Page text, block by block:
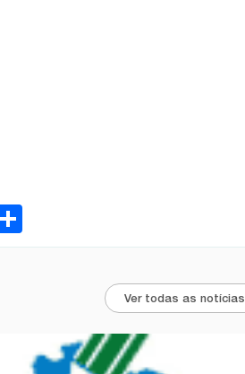
Share
Ver todas as notícias